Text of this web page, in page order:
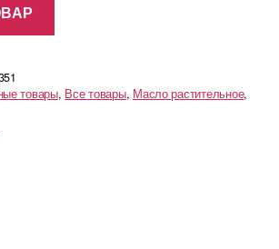
товары, Все товары, Масло растительное,